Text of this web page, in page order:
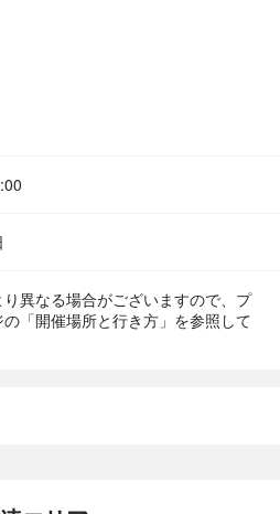
り異なる場合がございますので、プ
「開催場所と行き方」を参照して